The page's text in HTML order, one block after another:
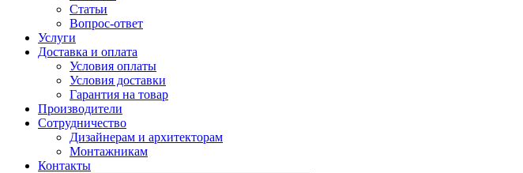
Статьи
Вопрос-ответ
Услуги
Доставка и оплата
Условия оплаты
Условия доставки
Гарантия на товар
Производители
Сотрудничество
Дизайнерам и архитекторам
Монтажникам
Контакты